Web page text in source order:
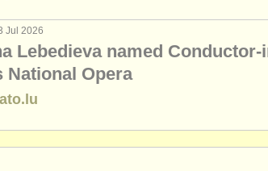
Jul 2026
Lebedieva named
National Opera